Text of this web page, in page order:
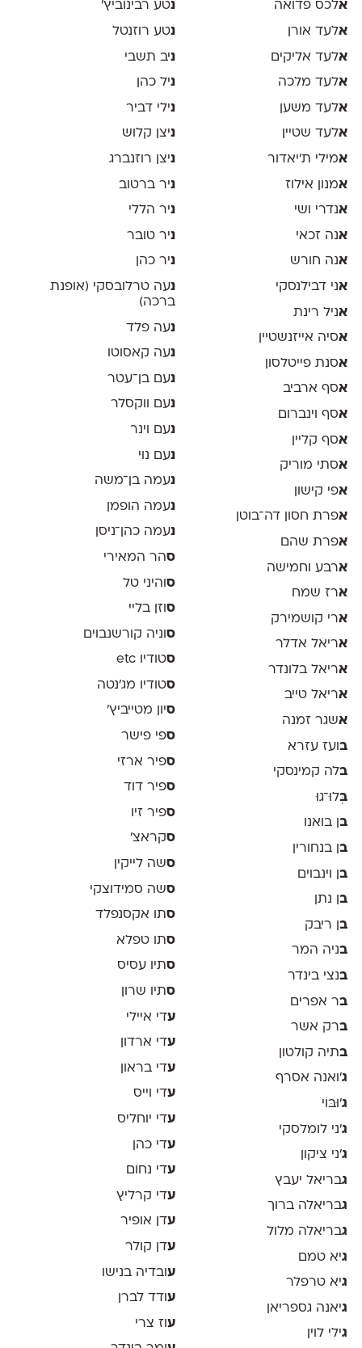
אלכס פדואה
אלעד אורן
אלעד אליקים
אלעד מלכה
אלעד משען
אלעד שטיין
אמילי ת׳יאדור
אמנון אילוז
אנדרי ושי
אנה זכאי
אנה חורש
אני דבילנסקי
אניל רינת
אסיה אייזנשטיין
אסנת פייטלסון
אסף ארביב
אסף וינברום
אסף קליין
אסתי מוריק
אפי קישון
אפרת חסון דה־בוטן
אפרת שהם
ארבע וחמישה
ארז שמח
ארי קושמירק
אריאל אדלר
אריאל בלונדר
אריאל טייב
אשגר זמנה
בועז עזרא
בלה קמינסקי
בְּלוּ־גוּ
בן בואנו
בן בנחורין
בן וינבוים
בן נתן
בן ריבק
בניה המר
בנצי בינדר
בר אפרים
ברק אשר
בתיה קולטון
ג'ואנה אסרף
ג'וּבּוֹי
ג׳ני לומלסקי
ג׳ני ציקון
גבריאל יעבץ
גבריאלה ברוך
גבריאלה מלול
גיא טמם
גיא טרפלר
גיאנה גספריאן
גילי לוין
נטע רבינוביץ׳
נטע רוזנטל
ניב תשבי
ניל כהן
נילי דביר
ניצן קלוש
ניצן רוזנברג
ניר ברטוב
ניר הללי
ניר טובר
ניר כהן
נעה טרלובסקי (אופנת
ברכה)
נעה פלד
נעה קאסוטו
נעם בן־עטר
נעם ווקסלר
נעם וינר
נעם נוי
נעמה בן־משה
נעמה הופמן
נעמה כהן־ניסן
סהר המאירי
סוהיני טל
ס וזן בליי
ס וניה קורשנבוים
סטודיו etc
סטודיו מג'נטה
סיון מטייביץ׳
ספי פישר
ספיר ארזי
ספיר דוד
ספיר זיו
סקראצ׳
סשה לייקין
סשה סמידוצקי
סתו אקסנפלד
סתו טפלא
סתיו עסיס
סתיו שרון
עדי איילי
עדי ארדון
עדי בראון
עדי וייס
עדי יוחליס
עדי כהן
עדי נחום
עדי קרליץ
עדן אופיר
עדן קולר
עובדיה בנישו
ע ודד לברן
ע וז צרי